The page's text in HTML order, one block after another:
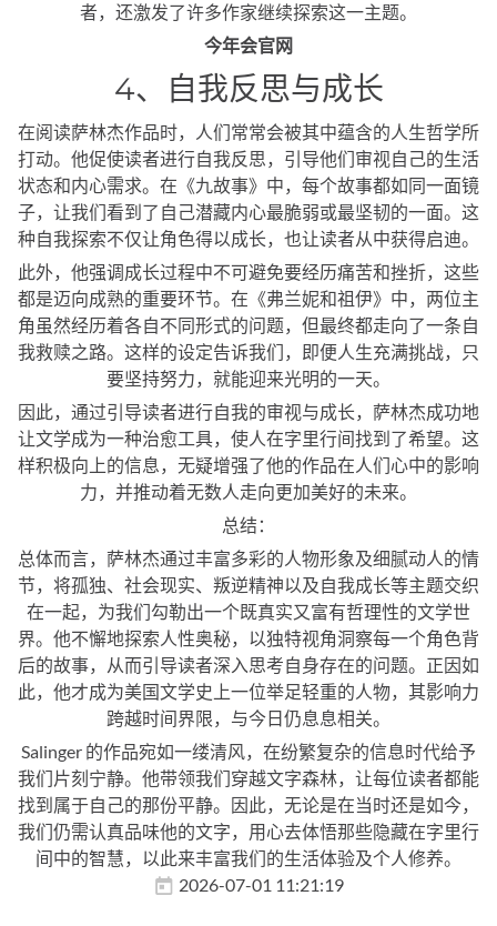
者，还激发了许多作家继续探索这一主题。
今年会官网
4、自我反思与成长
在阅读萨林杰作品时，人们常常会被其中蕴含的人生哲学所
打动。他促使读者进行自我反思，引导他们审视自己的生活
状态和内心需求。在《九故事》中，每个故事都如同一面镜
子，让我们看到了自己潜藏内心最脆弱或最坚韧的一面。这
种自我探索不仅让角色得以成长，也让读者从中获得启迪。
此外，他强调成长过程中不可避免要经历痛苦和挫折，这些
都是迈向成熟的重要环节。在《弗兰妮和祖伊》中，两位主
角虽然经历着各自不同形式的问题，但最终都走向了一条自
我救赎之路。这样的设定告诉我们，即便人生充满挑战，只
要坚持努力，就能迎来光明的一天。
因此，通过引导读者进行自我的审视与成长，萨林杰成功地
让文学成为一种治愈工具，使人在字里行间找到了希望。这
样积极向上的信息，无疑增强了他的作品在人们心中的影响
力，并推动着无数人走向更加美好的未来。
总结：
总体而言，萨林杰通过丰富多彩的人物形象及细腻动人的情
节，将孤独、社会现实、叛逆精神以及自我成长等主题交织
在一起，为我们勾勒出一个既真实又富有哲理性的文学世
界。他不懈地探索人性奥秘，以独特视角洞察每一个角色背
后的故事，从而引导读者深入思考自身存在的问题。正因如
此，他才成为美国文学史上一位举足轻重的人物，其影响力
跨越时间界限，与今日仍息息相关。
Salinger 的作品宛如一缕清风，在纷繁复杂的信息时代给予
我们片刻宁静。他带领我们穿越文字森林，让每位读者都能
找到属于自己的那份平静。因此，无论是在当时还是如今，
我们仍需认真品味他的文字，用心去体悟那些隐藏在字里行
间中的智慧，以此来丰富我们的生活体验及个人修养。
2026-07-01 11:21:19